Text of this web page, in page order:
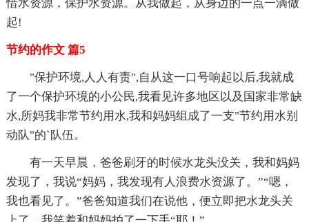
惜水资源，保护水资源。从我做起，从身边的一点一滴做
起!
节约的作文 篇5
"保护环境,人人有责",自从这一口号响起以后,我就成
了一个保护环境的小公民,我看见许多地区以及国家非常缺
水,所妈我非常节约用水,我和妈妈组成了一支"节约用水别
动队"的`队伍。
有一天早晨，爸爸刷牙的时候水龙头没关，我和妈妈
发现了，我说“妈妈，我发现有人浪费水资源了。”“嗯，
我也看见了。”爸爸知道我们在说他，便立即把水龙头关